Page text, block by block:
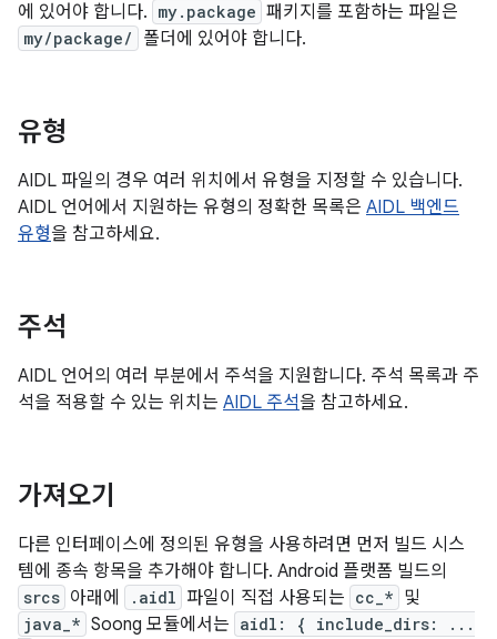
에 있어야 합니다. my.package 패키지를 포함하는 파일은
my/package/ 폴더에 있어야 합니다.
유형
AIDL 파일의 경우 여러 위치에서 유형을 지정할 수 있습니다.
AIDL 언어에서 지원하는 유형의 정확한 목록은 AIDL 백엔드
유형을 참고하세요.
주석
AIDL 언어의 여러 부분에서 주석을 지원합니다. 주석 목록과 주
석을 적용할 수 있는 위치는 AIDL 주석을 참고하세요.
가져오기
다른 인터페이스에 정의된 유형을 사용하려면 먼저 빌드 시스
템에 종속 항목을 추가해야 합니다. Android 플랫폼 빌드의
srcs 아래에 .aidl 파일이 직접 사용되는 cc_* 및
java_* Soong 모듈에서는 aidl: { include_dirs: ...